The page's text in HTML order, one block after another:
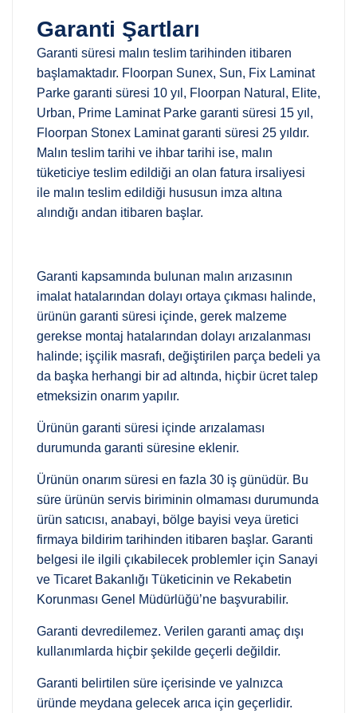
Garanti Şartları
Garanti süresi malın teslim tarihinden itibaren
başlamaktadır. Floorpan Sunex, Sun, Fix Laminat
Parke garanti süresi 10 yıl, Floorpan Natural, Elite,
Urban, Prime Laminat Parke garanti süresi 15 yıl,
Floorpan Stonex Laminat garanti süresi 25 yıldır.
Malın teslim tarihi ve ihbar tarihi ise, malın
tüketiciye teslim edildiği an olan fatura irsaliyesi
ile malın teslim edildiği hususun imza altına
alındığı andan itibaren başlar.
Garanti kapsamında bulunan malın arızasının
imalat hatalarından dolayı ortaya çıkması halinde,
ürünün garanti süresi içinde, gerek malzeme
gerekse montaj hatalarından dolayı arızalanması
halinde; işçilik masrafı, değiştirilen parça bedeli ya
da başka herhangi bir ad altında, hiçbir ücret talep
etmeksizin onarım yapılır.
Ürünün garanti süresi içinde arızalaması
durumunda garanti süresine eklenir.
Ürünün onarım süresi en fazla 30 iş günüdür. Bu
süre ürünün servis biriminin olmaması durumunda
ürün satıcısı, anabayi, bölge bayisi veya üretici
firmaya bildirim tarihinden itibaren başlar. Garanti
belgesi ile ilgili çıkabilecek problemler için Sanayi
ve Ticaret Bakanlığı Tüketicinin ve Rekabetin
Korunması Genel Müdürlüğü’ne başvurabilir.
Garanti devredilemez. Verilen garanti amaç dışı
kullanımlarda hiçbir şekilde geçerli değildir.
Garanti belirtilen süre içerisinde ve yalnızca
üründe meydana gelecek arıca için geçerlidir.